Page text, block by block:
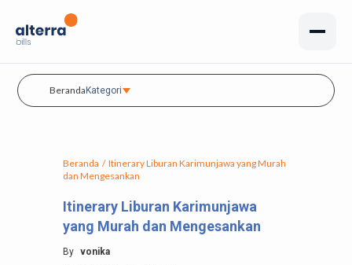
BerandaKategori
Beranda / Itinerary Liburan Karimunjawa yang Murah
dan Mengesankan
Itinerary Liburan Karimunjawa
yang Murah dan Mengesankan
By vonika